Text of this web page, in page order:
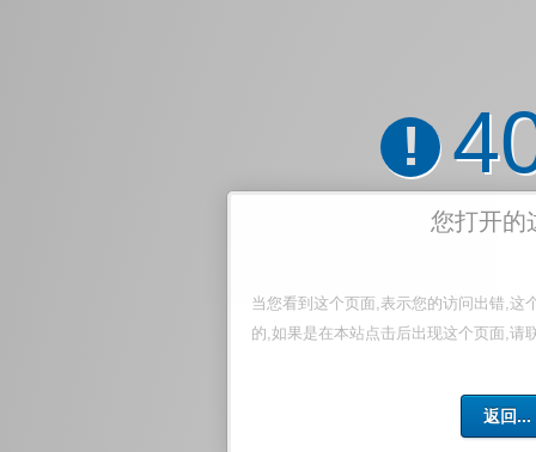
!
您打开的
当您看到这个页面,表示您的访问出错,这
的,如果是在本站点击后出现这个页面,请
返回...